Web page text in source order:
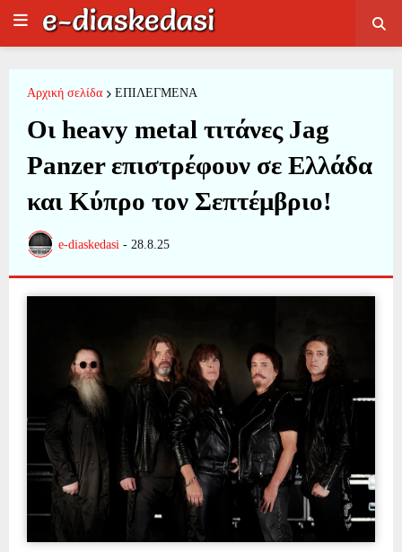
Αρχική σελίδα ΕΠΙΛΕΓΜΕΝΑ
Οι heavy metal τιτάνες Jag
Panzer επιστρέφουν σε Ελλάδα
και Κύπρο τον Σεπτέμβριο!
e-diaskedasi - 28.8.25